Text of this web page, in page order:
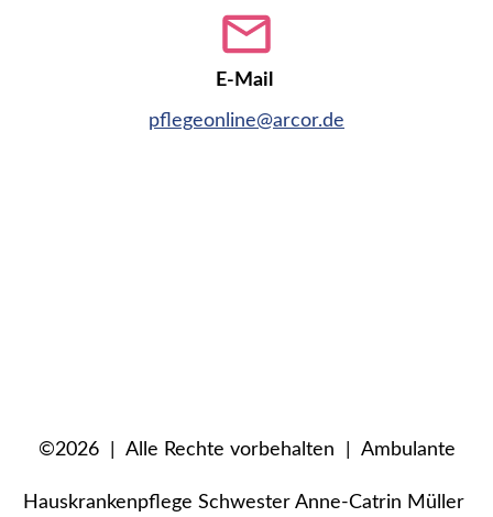
E-Mail
pflegeonline@arcor.de
©2026 | Alle Rechte vorbehalten | Ambulante
Hauskrankenpflege Schwester Anne-Catrin Müller